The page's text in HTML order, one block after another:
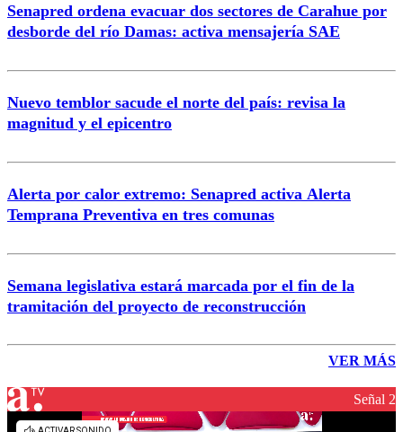
Senapred ordena evacuar dos sectores de Carahue por
desborde del río Damas: activa mensajería SAE
Nuevo temblor sacude el norte del país: revisa la
magnitud y el epicentro
Alerta por calor extremo: Senapred activa Alerta
Temprana Preventiva en tres comunas
Semana legislativa estará marcada por el fin de la
tramitación del proyecto de reconstrucción
VER MÁS
Señal 2